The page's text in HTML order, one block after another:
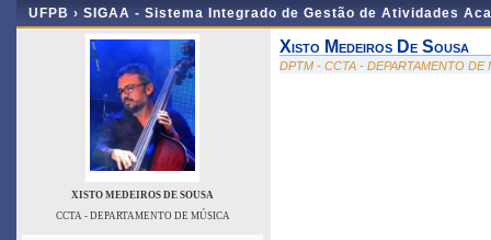
UFPB › SIGAA - Sistema Integrado de Gestão de Atividades
XISTO MEDEIROS DE SOUSA
CCTA - DEPARTAMENTO DE MÚSICA
Xisto Medeiros De Sousa
DPTM - CCTA - DEPARTAMENTO DE